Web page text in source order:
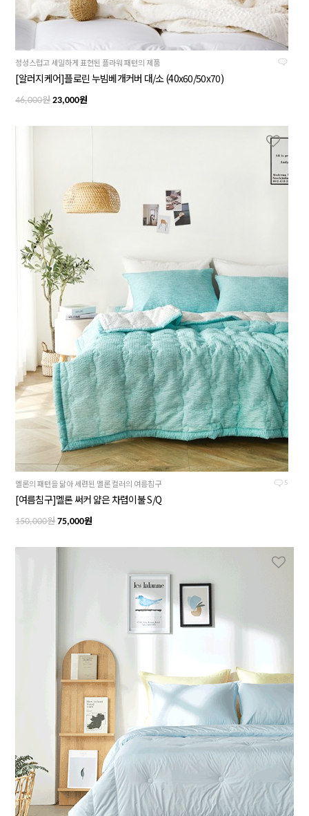
정성스럽고 세밀하게 표현된 플라워 패턴의 제품
[알러지케어]플로린 누빔베개커버 대/소 (40x60/50x70)
46,000원23,000원
5
멜론의 패턴을 닮아 세련된 멜론 컬러의 여름침구
[여름침구]멜론 써커 얇은 차렵이불 S/Q
150,000원75,000원